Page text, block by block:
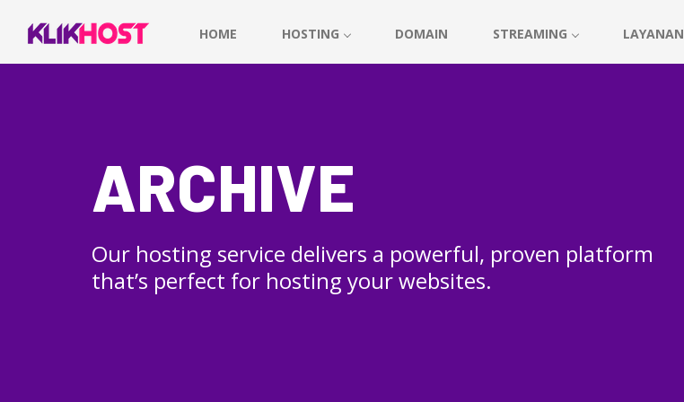
HOME HOSTING DOMAIN STREAMING LAYANAN
ARCHIVE
Our hosting service delivers a powerful, proven platform
that’s perfect for hosting your websites.